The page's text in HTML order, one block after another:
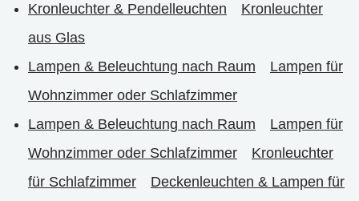
Kronleuchter & Pendelleuchten
Kronleuchter
aus Glas
Lampen & Beleuchtung nach Raum
Lampen für
Wohnzimmer oder Schlafzimmer
Lampen & Beleuchtung nach Raum
Lampen für
Wohnzimmer oder Schlafzimmer
Kronleuchter
für Schlafzimmer
Deckenleuchten & Lampen für